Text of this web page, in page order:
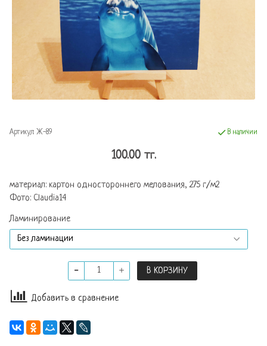
Артикул: Ж-89 В наличии
100.00 тг.
материал: картон одностороннего мелования, 275 г/м2
Фото: Claudia14
Ламинирование
В КОРЗИНУ
Добавить в сравнение